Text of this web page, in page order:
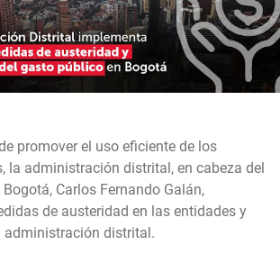
promover el uso eficiente de los
la administración distrital, en cabeza del
Carlos Fernando Galán,
de austeridad en las entidades y
administración distrital.